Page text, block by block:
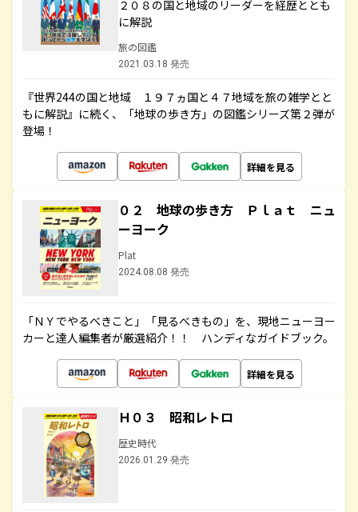
２０８の国と地域のリーダーを経歴ととも
に解説
旅の図鑑
2021.03.18 発売
『世界244の国と地域 １９７ヵ国と４７地域を旅の雑学とと
もに解説』に続く、「地球の歩き方」の図鑑シリーズ第２弾が
登場！
詳細を見る
０２ 地球の歩き方 Ｐｌａｔ ニュ
ーヨーク
Plat
2024.08.08 発売
「ＮＹでやるべきこと」「見るべきもの」を、現地ニューヨー
カーと達人編集者が厳選紹介！！ ハンディなガイドブック。
詳細を見る
Ｈ０３ 昭和レトロ
歴史時代
2026.01.29 発売